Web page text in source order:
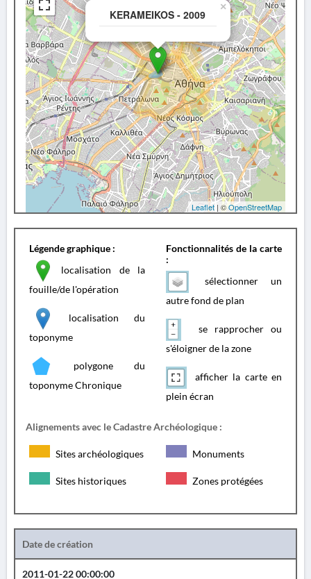
KERAMEIKOS - 2009
×
Leaflet | ©OpenStreetMap
Légende graphique :
localisation de la
fouille/de l'opération
localisation du
toponyme
polygone du
toponyme Chronique
Fonctionnalités de la carte
:
sélectionner un
autre fond de plan
se rapprocher ou
s'éloigner de la zone
afficher la carte en
plein écran
Alignements avec le Cadastre Archéologique :
Sites archéologiques Monuments
Sites historiques Zones protégées
Date de création
2011-01-22 00:00:00